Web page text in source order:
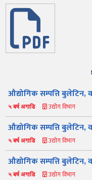
औद्योगिक सम्पत्ति बुलेटिन,
५ बर्ष अगाडि उद्योग विभाग
औद्योगिक सम्पत्ति बुलेटिन,
५ बर्ष अगाडि उद्योग विभाग
औद्योगिक सम्पत्ति बुलेटिन,
५ बर्ष अगाडि उद्योग विभाग